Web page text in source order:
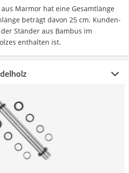
aus Marmor hat eine Gesamtlänge
beträgt davon 25 cm. Kunden-
Ständer aus Bambus im
enthalten ist.